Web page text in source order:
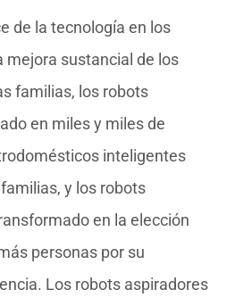
de la tecnología en los
mejora sustancial de los
familias, los robots
en miles y miles de
inteligentes
y los robots
en la elección
personas por su
Los robots aspiradores